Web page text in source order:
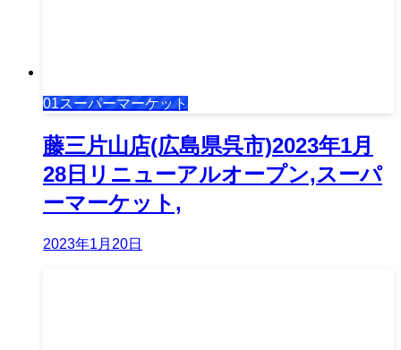
01スーパーマーケット
藤三片山店(広島県呉市)2023年1月
28日リニューアルオープン,スーパ
ーマーケット,
2023年1月20日